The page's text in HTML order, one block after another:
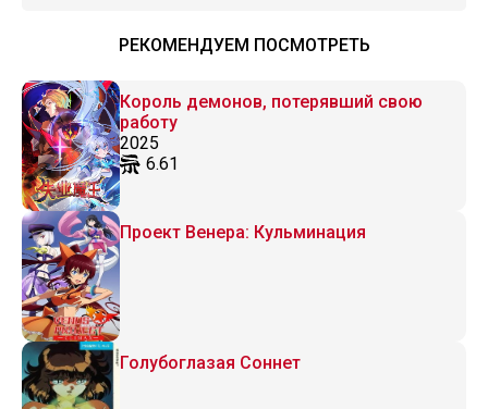
РЕКОМЕНДУЕМ ПОСМОТРЕТЬ
Король демонов, потерявший свою
работу
2025
6.61
Проект Венера: Кульминация
Голубоглазая Соннет